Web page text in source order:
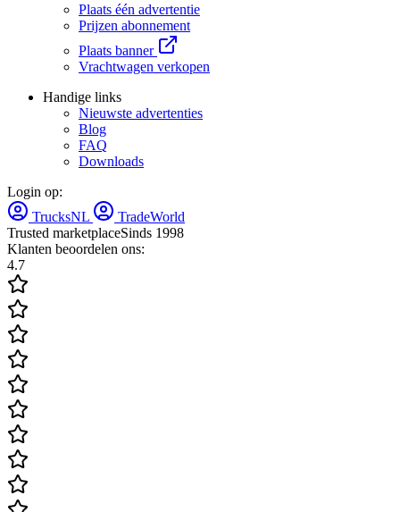
Plaats één advertentie
Prijzen abonnement
Plaats banner
Vrachtwagen verkopen
Handige links
Nieuwste advertenties
Blog
FAQ
Downloads
Login op:
TrucksNL
TradeWorld
Trusted marketplaceSinds 1998
Klanten beoordelen ons:
4.7